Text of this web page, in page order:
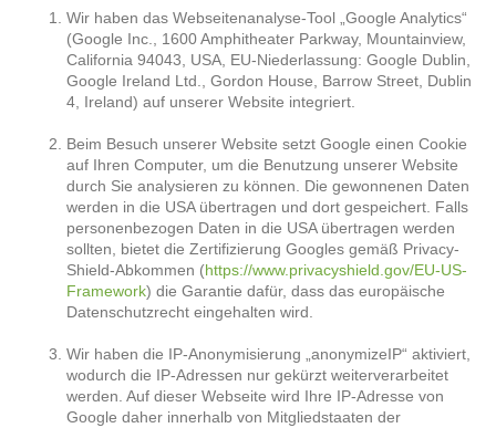
Wir haben das Webseitenanalyse-Tool „Google Analytics“
(Google Inc., 1600 Amphitheater Parkway, Mountainview,
California 94043, USA, EU-Niederlassung: Google Dublin,
Google Ireland Ltd., Gordon House, Barrow Street, Dublin
4, Ireland) auf unserer Website integriert.
Beim Besuch unserer Website setzt Google einen Cookie
auf Ihren Computer, um die Benutzung unserer Website
durch Sie analysieren zu können. Die gewonnenen Daten
werden in die USA übertragen und dort gespeichert. Falls
personenbezogen Daten in die USA übertragen werden
sollten, bietet die Zertifizierung Googles gemäß Privacy-
Shield-Abkommen (https://www.privacyshield.gov/EU-US-
Framework) die Garantie dafür, dass das europäische
Datenschutzrecht eingehalten wird.
Wir haben die IP-Anonymisierung „anonymizeIP“ aktiviert,
wodurch die IP-Adressen nur gekürzt weiterverarbeitet
werden. Auf dieser Webseite wird Ihre IP-Adresse von
Google daher innerhalb von Mitgliedstaaten der